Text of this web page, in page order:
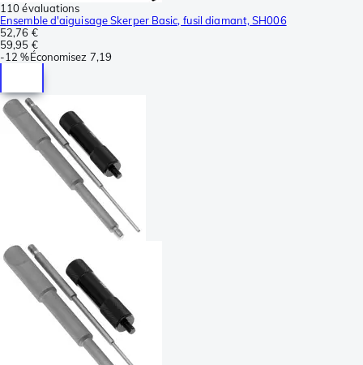
110 évaluations
Ensemble d'aiguisage Skerper Basic, fusil diamant, SH006
52,76 €
59,95 €
-12 %Économisez 7,19